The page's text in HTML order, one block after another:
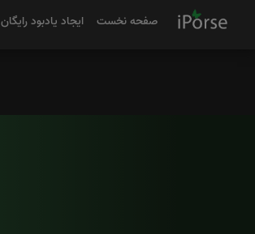
صفحه نخست ایجاد یادبود رایگان